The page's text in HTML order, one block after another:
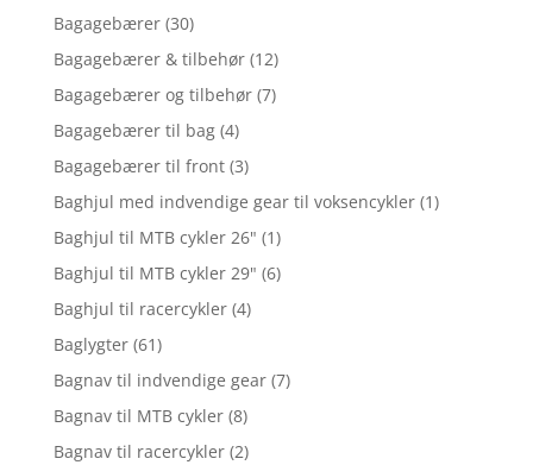
Bagagebærer (30)
Bagagebærer & tilbehør (12)
Bagagebærer og tilbehør (7)
Bagagebærer til bag (4)
Bagagebærer til front (3)
Baghjul med indvendige gear til voksencykler (1)
Baghjul til MTB cykler 26" (1)
Baghjul til MTB cykler 29" (6)
Baghjul til racercykler (4)
Baglygter (61)
Bagnav til indvendige gear (7)
Bagnav til MTB cykler (8)
Bagnav til racercykler (2)